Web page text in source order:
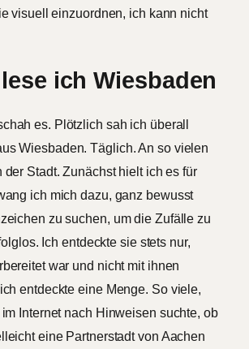
visuell einzuordnen, ich kann nicht
ich Wiesbaden
es. Plötzlich sah ich überall
Wiesbaden. Täglich. An so vielen
Stadt. Zunächst hielt ich es für
ich mich dazu, ganz bewusst
zu suchen, um die Zufälle zu
Ich entdeckte sie stets nur,
war und nicht mit ihnen
entdeckte eine Menge. So viele,
Internet nach Hinweisen suchte, ob
eine Partnerstadt von Aachen